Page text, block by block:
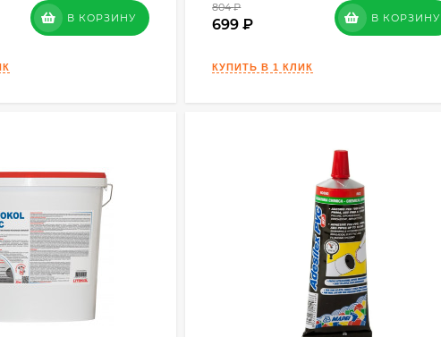
В КОРЗИНУ
804 ₽
699 В КОРЗИНУ